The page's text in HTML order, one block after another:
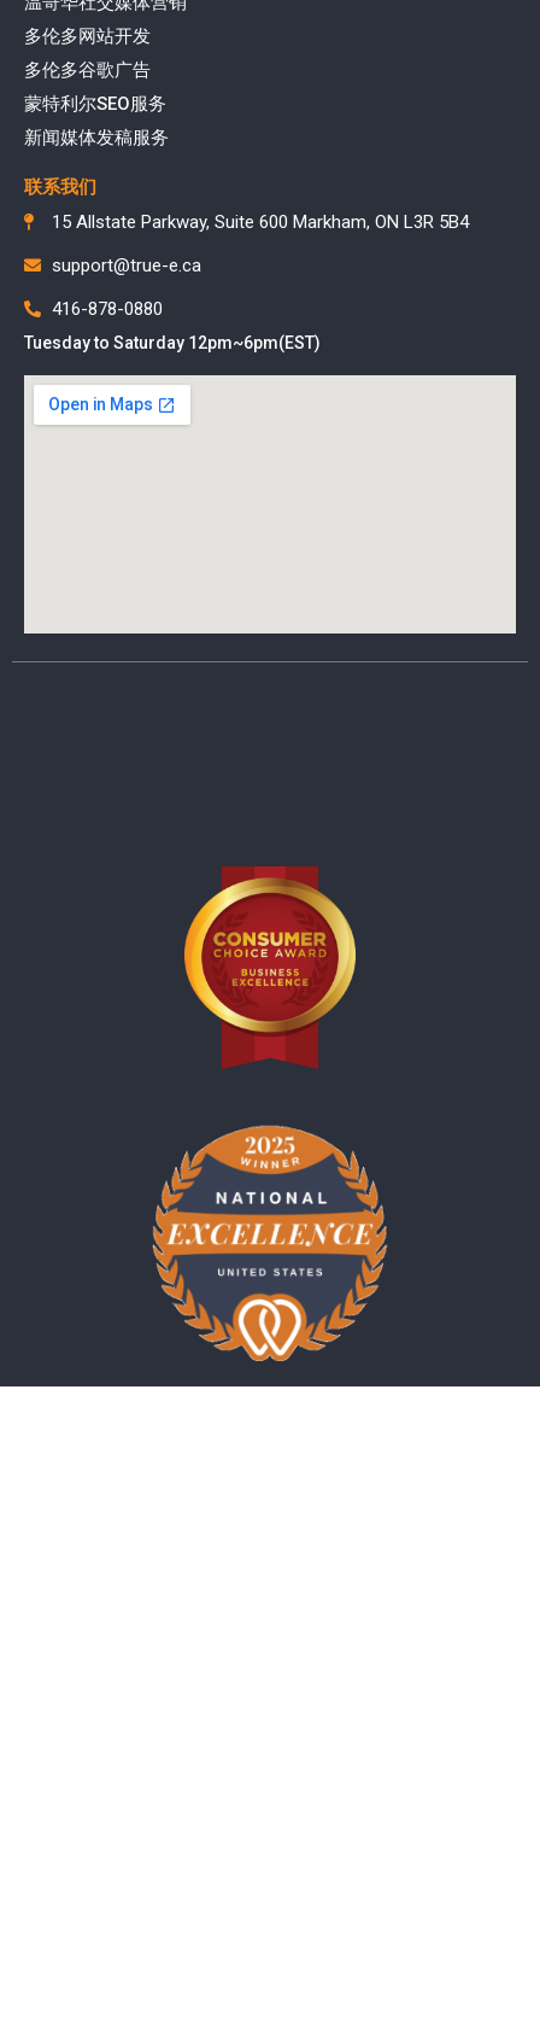
多伦多网站开发
多伦多谷歌广告
蒙特利尔SEO服务
新闻媒体发稿服务
联系我们
15 Allstate Parkway, Suite 600 Markham, ON L3R 5B4
support@true-e.ca
416-878-0880
Tuesday to Saturday 12pm~6pm(EST)